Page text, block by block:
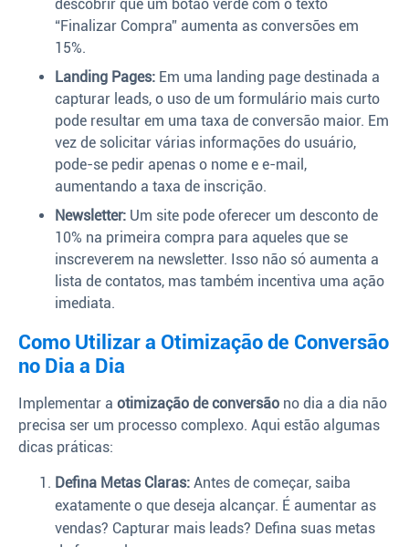
descobrir que um botão verde com o texto
“Finalizar Compra” aumenta as conversões em
15%.
Landing Pages: Em uma landing page destinada a
capturar leads, o uso de um formulário mais curto
pode resultar em uma taxa de conversão maior. Em
vez de solicitar várias informações do usuário,
pode-se pedir apenas o nome e e-mail,
aumentando a taxa de inscrição.
Newsletter: Um site pode oferecer um desconto de
10% na primeira compra para aqueles que se
inscreverem na newsletter. Isso não só aumenta a
lista de contatos, mas também incentiva uma ação
imediata.
Como Utilizar a Otimização de Conversão
no Dia a Dia
Implementar a otimização de conversão no dia a dia não
precisa ser um processo complexo. Aqui estão algumas
dicas práticas:
Defina Metas Claras: Antes de começar, saiba
exatamente o que deseja alcançar. É aumentar as
vendas? Capturar mais leads? Defina suas metas